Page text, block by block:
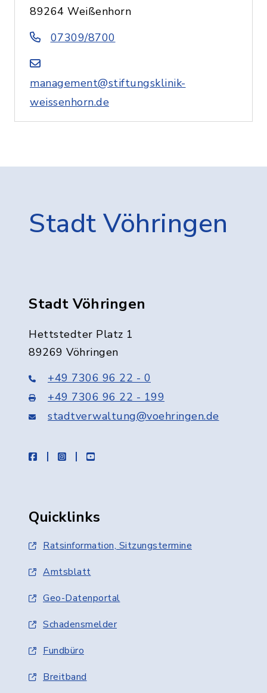
89264 Weißenhorn
07309/8700
management@stiftungsklinik-
weissenhorn.de
Stadt Vöhringen
Stadt Vöhringen
Hettstedter Platz 1
89269 Vöhringen
+49 7306 96 22 - 0
+49 7306 96 22 - 199
stadtverwaltung@voehringen.de
facebookinstagramyoutube
Quicklinks
Ratsinformation, Sitzungstermine
Amtsblatt
Geo-Datenportal
Schadensmelder
Fundbüro
Breitband